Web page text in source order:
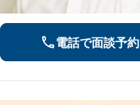
電話で面談予約